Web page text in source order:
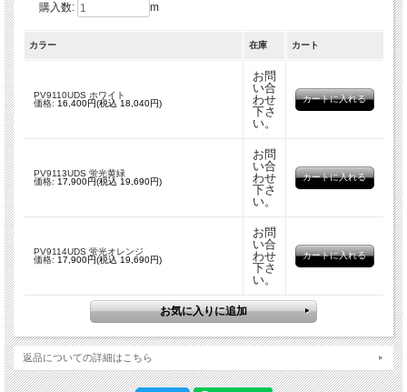
プリズム型反射シートには流れ方向に一定の間隔で、１mm程のファブリケーショ
ンライン（つなぎのライン）があります。
こちらはA5サイズ程度のサンプルのご用意が可能です。
サンプルに関しては納期のご連絡や送り状No,のご連絡などは行っておりません。
何卒ご了承頂ければと思います。
-------------------------------------------------------------------------------------
■感圧粘着剤とは
購入数: m
カラー 在庫 カート
PV9110UDS ホワイト
価格: 16,400円(税込 18,040円)
お問
い合
わせ
下さ
い。
PV9113UDS 蛍光黄緑
価格: 17,900円(税込 19,690円)
お問
い合
わせ
下さ
い。
PV9114UDS 蛍光オレンジ
価格: 17,900円(税込 19,690円)
お問
い合
わせ
下さ
い。
返品についての詳細はこちら